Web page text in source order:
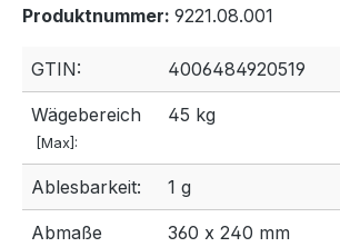
Produktnummer: 9221.08.001
GTIN: 4006484920519
Wägebereich
[Max]:
45 kg
Ablesbarkeit: 1 g
Abmaße
360 x 240 mm